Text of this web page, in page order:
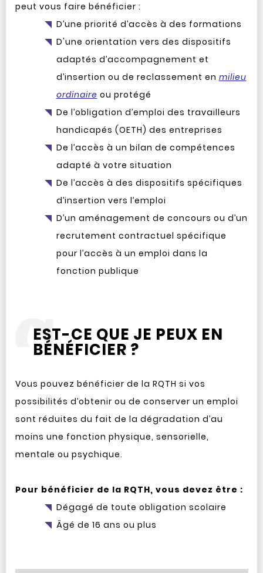
peut vous faire bénéficier :
D’une priorité d’accès à des formations
D'une orientation vers des dispositifs
adaptés d’accompagnement et
d’insertion ou de reclassement en milieu
ordinaire ou protégé
De l’obligation d’emploi des travailleurs
handicapés (OETH) des entreprises
De l’accès à un bilan de compétences
adapté à votre situation
De l’accès à des dispositifs spécifiques
d’insertion vers l’emploi
D’un aménagement de concours ou d’un
recrutement contractuel spécifique
pour l’accès à un emploi dans la
fonction publique
EST-CE QUE JE PEUX EN
BÉNÉFICIER ?
Vous pouvez bénéficier de la RQTH si vos
possibilités d’obtenir ou de conserver un emploi
sont réduites du fait de la dégradation d’au
moins une fonction physique, sensorielle,
mentale ou psychique.
Pour bénéficier de la RQTH, vous devez être :
Dégagé de toute obligation scolaire
Âgé de 16 ans ou plus